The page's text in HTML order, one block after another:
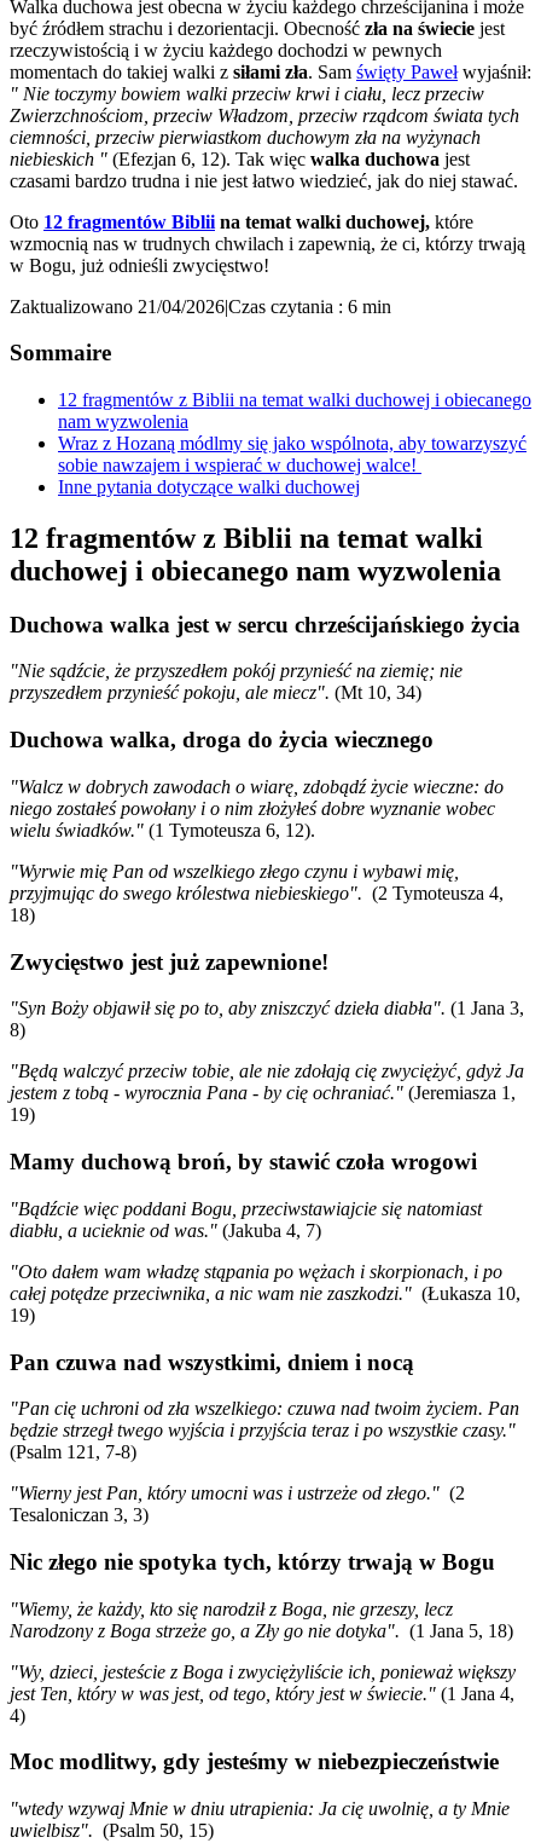
Walka duchowa jest obecna w życiu każdego chrześcijanina i może
być źródłem strachu i dezorientacji. Obecność zła na świecie jest
rzeczywistością i w życiu każdego dochodzi w pewnych
momentach do takiej walki z siłami zła. Sam święty Pawełwyjaśnił:
" Nie toczymy bowiem walki przeciw krwi i ciału, lecz przeciw
Zwierzchnościom, przeciw Władzom, przeciw rządcom świata tych
ciemności, przeciw pierwiastkom duchowym zła na wyżynach
niebieskich " (Efezjan 6, 12). Tak więc walka duchowa jest
czasami bardzo trudna i nie jest łatwo wiedzieć, jak do niej stawać.
Oto 12 fragmentów Biblii na temat walki duchowej, które
wzmocnią nas w trudnych chwilach i zapewnią, że ci, którzy trwają
w Bogu, już odnieśli zwycięstwo!
Zaktualizowano 21/04/2026|Czas czytania : 6 min
Sommaire
12 fragmentów z Biblii na temat walki duchowej i obiecanego
nam wyzwolenia
Wraz z Hozaną módlmy się jako wspólnota, aby towarzyszyć
sobie nawzajem i wspierać w duchowej walce!
Inne pytania dotyczące walki duchowej
12 fragmentów z Biblii na temat walki
duchowej i obiecanego nam wyzwolenia
Duchowa walka jest w sercu chrześcijańskiego życia
"Nie sądźcie, że przyszedłem pokój przynieść na ziemię; nie
przyszedłem przynieść pokoju, ale miecz". (Mt 10, 34)
Duchowa walka, droga do życia wiecznego
"Walcz w dobrych zawodach o wiarę, zdobądź życie wieczne: do
niego zostałeś powołany i o nim złożyłeś dobre wyznanie wobec
wielu świadków." (1 Tymoteusza 6, 12).
"Wyrwie mię Pan od wszelkiego złego czynu i wybawi mię,
przyjmując do swego królestwa niebieskiego". (2 Tymoteusza 4,
18)
Zwycięstwo jest już zapewnione!
"Syn Boży objawił się po to, aby zniszczyć dzieła diabła". (1 Jana 3,
8)
"Będą walczyć przeciw tobie, ale nie zdołają cię zwyciężyć, gdyż Ja
jestem z tobą - wyrocznia Pana - by cię ochraniać." (Jeremiasza 1,
19)
Mamy duchową broń, by stawić czoła wrogowi
"Bądźcie więc poddani Bogu, przeciwstawiajcie się natomiast
diabłu, a ucieknie od was." (Jakuba 4, 7)
"Oto dałem wam władzę stąpania po wężach i skorpionach, i po
całej potędze przeciwnika, a nic wam nie zaszkodzi." (Łukasza 10,
19)
Pan czuwa nad wszystkimi, dniem i nocą
"Pan cię uchroni od zła wszelkiego: czuwa nad twoim życiem. Pan
będzie strzegł twego wyjścia i przyjścia teraz i po wszystkie czasy."
(Psalm 121, 7-8)
"Wierny jest Pan, który umocni was i ustrzeże od złego." (2
Tesaloniczan 3, 3)
Nic złego nie spotyka tych, którzy trwają w Bogu
"Wiemy, że każdy, kto się narodził z Boga, nie grzeszy, lecz
Narodzony z Boga strzeże go, a Zły go nie dotyka". (1 Jana 5, 18)
"Wy, dzieci, jesteście z Boga i zwyciężyliście ich, ponieważ większy
jest Ten, który w was jest, od tego, który jest w świecie." (1 Jana 4,
4)
Moc modlitwy, gdy jesteśmy w niebezpieczeństwie
"wtedy wzywaj Mnie w dniu utrapienia: Ja cię uwolnię, a ty Mnie
uwielbisz". (Psalm 50, 15)